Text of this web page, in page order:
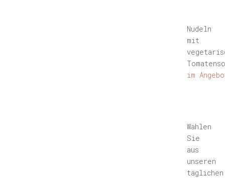
Nudeln
mit
im
Wählen
Sie
aus
unseren
täglichen